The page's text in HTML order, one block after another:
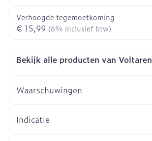
Verhoogde tegemoetkoming
€ 15,99 (6% inclusief btw)
Bekijk alle producten van Voltaren
Waarschuwingen
Indicatie